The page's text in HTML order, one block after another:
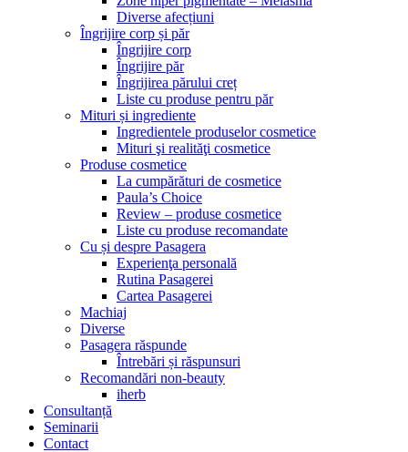
Diverse afecțiuni
Îngrijire corp și păr
Îngrijire corp
Îngrijire păr
Îngrijirea părului creț
Liste cu produse pentru păr
Mituri și ingrediente
Ingredientele produselor cosmetice
Mituri şi realităţi cosmetice
Produse cosmetice
La cumpărături de cosmetice
Paula’s Choice
Review – produse cosmetice
Liste cu produse recomandate
Cu și despre Pasagera
Experienţa personală
Rutina Pasagerei
Cartea Pasagerei
Machiaj
Diverse
Pasagera răspunde
Întrebări și răspunsuri
Recomandări non-beauty
iherb
Consultanță
Seminarii
Contact